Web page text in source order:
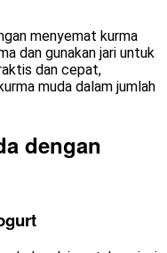
menyemat kurma
dan gunakan jari untuk
dan cepat,
muda dalam jumlah
dengan